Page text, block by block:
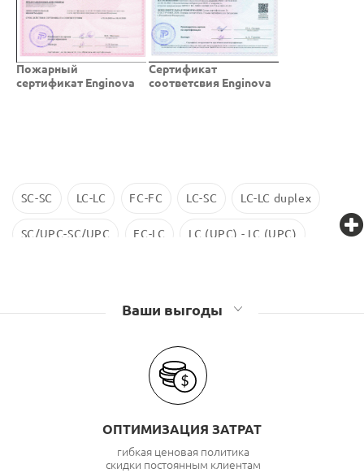
Пожарный
сертификат Enginova
Cертификат
соответсвия Enginova
SC-SC LC-LC FC-FC LC-SC LC-LC duplex
SC/UPC-SC/UPC FC-LC LC (UPC) - LC (UPC)
Ваши выгоды
ОПТИМИЗАЦИЯ ЗАТРАТ
гибкая ценовая политика
скидки постоянным клиентам